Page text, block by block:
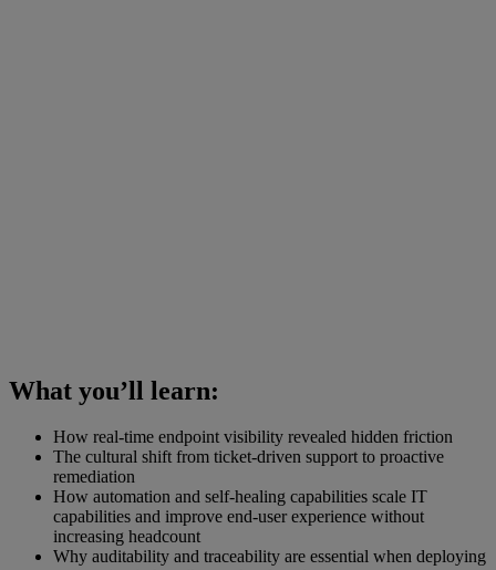
What you’ll learn:
How real-time endpoint visibility revealed hidden friction
The cultural shift from ticket-driven support to proactive
remediation
How automation and self-healing capabilities scale IT
capabilities and improve end-user experience without
increasing headcount
Why auditability and traceability are essential when deploying